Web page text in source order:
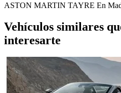
ASTON MARTIN TAYRE En
Vehículos similares
interesarte